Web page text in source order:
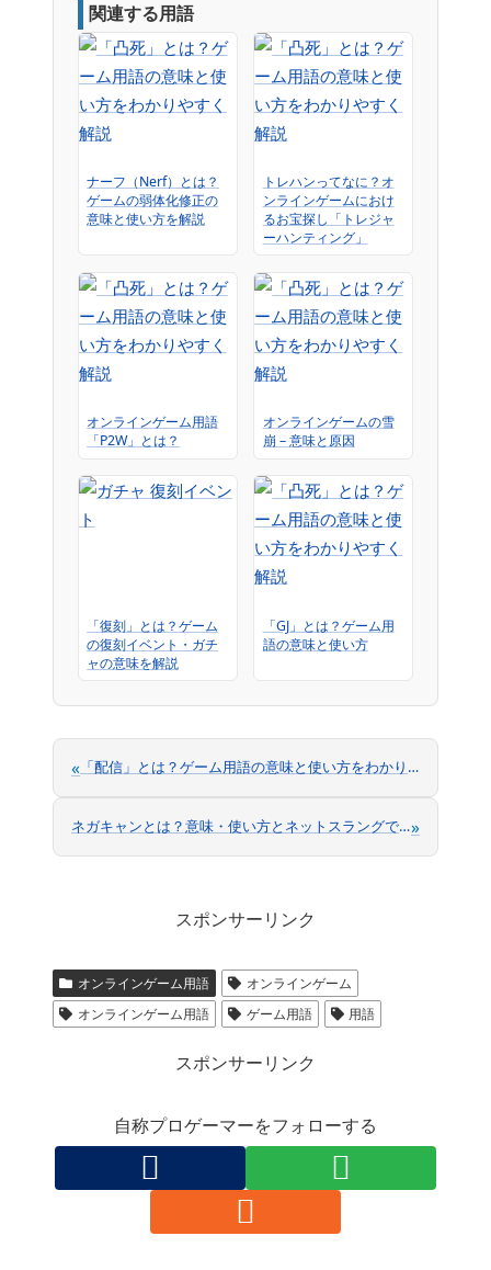
関連する用語
ナーフ（Nerf）とは？
ゲームの弱体化修正の
意味と使い方を解説
トレハンってなに？オ
ンラインゲームにおけ
るお宝探し「トレジャ
ーハンティング」
オンラインゲーム用語
「P2W」とは？
オンラインゲームの雪
崩 – 意味と原因
「復刻」とは？ゲーム
の復刻イベント・ガチ
ャの意味を解説
「GJ」とは？ゲーム用
語の意味と使い方
« 「配信」とは？ゲーム用語の意味と使い方をわかりやすく解説
ネガキャンとは？意味・使い方とネットスラングでの具体例をわかりやすく解説»
スポンサーリンク
オンラインゲーム用語
オンラインゲーム
オンラインゲーム用語
ゲーム用語 用語
スポンサーリンク
自称プロゲーマーをフォローする